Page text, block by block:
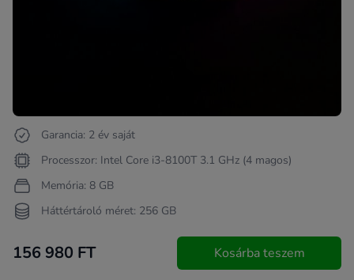
Garancia: 2 év saját
Processzor: Intel Core i3-8100T 3.1 GHz (4 magos)
Memória: 8 GB
Háttértároló méret: 256 GB
156 980 FT Kosárba teszem